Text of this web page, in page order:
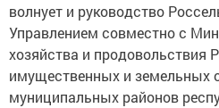
волнует и руководство
Управлением совместно с
хозяйства и продовольствия
имущественных и земельных
муниципальных районов